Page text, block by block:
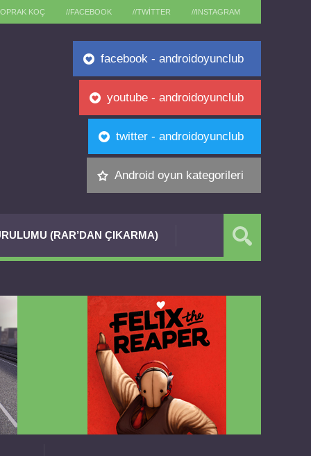
KOÇ //FACEBOOK //TWITTER //INSTAGRAM
facebook - androidoyunclub
youtube - androidoyunclub
twitter - androidoyunclub
Android oyun kategorileri
(RAR’DAN ÇIKARMA)